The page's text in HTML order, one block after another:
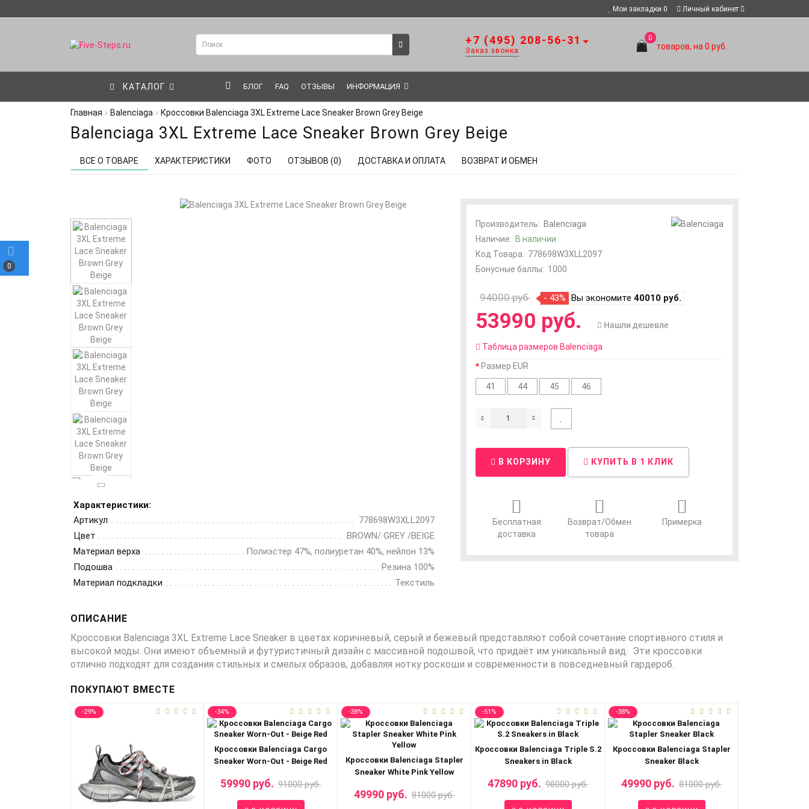
0
Мои закладки 0 Личный кабинет
0
товаров, на 0 руб.
+7 (495) 208-56-31
Заказ звонка
КАТАЛОГ БЛОГ FAQ ОТЗЫВЫ ИНФОРМАЦИЯ
Главная Balenciaga Кроссовки Balenciaga 3XL Extreme Lace Sneaker Brown Grey Beige
Balenciaga 3XL Extreme Lace Sneaker Brown Grey Beige
ВСЕ О ТОВАРЕ ХАРАКТЕРИСТИКИ ФОТО ОТЗЫВОВ (0) ДОСТАВКА И ОПЛАТА ВОЗВРАТ И ОБМЕН
Характеристики:
Артикул
778698W3XLL2097
Цвет
BROWN/ GREY /BEIGE
Материал верха
Полиэстер 47%, полиуретан 40%, нейлон 13%
Подошва
Резина 100%
Материал подкладки
Текстиль
Производитель: Balenciaga
Наличие: В наличии
Код Товара: 778698W3XLL2097
Бонусные баллы: 1000
94000 руб. - 43% Вы экономите 40010 руб.
53990 руб. Нашли дешевле
Таблица размеров Balenciaga
Размер EUR
41 44 45 46
В КОРЗИНУ КУПИТЬ В 1 КЛИК
Бесплатная
доставка
Возврат/Обмен
товара
Примерка
ОПИСАНИЕ
Кроссовки Balenciaga 3XL Extreme Lace Sneaker в цветах коричневый, серый и бежевый представляют собой сочетание спортивного стиля и
высокой моды. Они имеют объемный и футуристичный дизайн с массивной подошвой, что придаёт им уникальный вид. Эти кроссовки
отлично подходят для создания стильных и смелых образов, добавляя нотку роскоши и современности в повседневный гардероб.
ПОКУПАЮТ ВМЕСТЕ
-29% -34%
Кроссовки Balenciaga Cargo
Sneaker Worn-Out - Beige Red
59990 руб. 91000 руб.
-38%
Кроссовки Balenciaga Stapler
Sneaker White Pink Yellow
49990 руб. 81000 руб.
-51%
Кроссовки Balenciaga Triple S.2
Sneakers in Black
47890 руб. 98000 руб.
-38%
Кроссовки Balenciaga Stapler
Sneaker Black
49990 руб. 81000 руб.